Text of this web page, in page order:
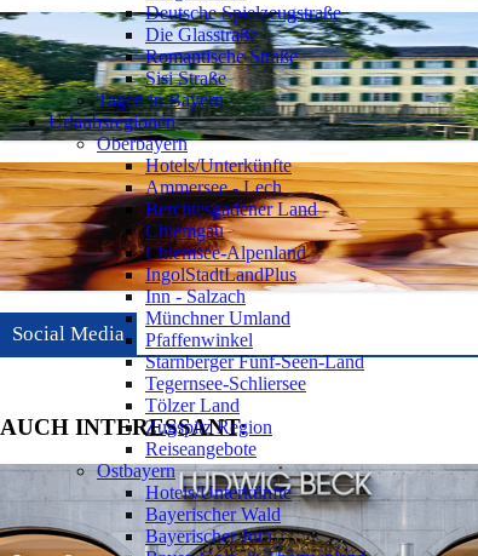
Social Media
AUCH INTERESSANT:
Deutsche Spielzeugstraße
Die Glasstraße
Romantische Straße
Sisi Straße
Tagen in Bayern
Urlaubsregionen
Oberbayern
Hotels/Unterkünfte
Ammersee - Lech
Berchtesgadener Land
Chiemgau
Chiemsee-Alpenland
IngolStadtLandPlus
Inn - Salzach
Münchner Umland
Pfaffenwinkel
Starnberger Fünf-Seen-Land
Tegernsee-Schliersee
Tölzer Land
Zugspitz Region
Reiseangebote
Ostbayern
Hotels/Unterkünfte
Bayerischer Wald
Bayerischer Jura